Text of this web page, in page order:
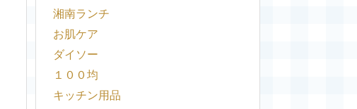
湘南ランチ
お肌ケア
ダイソー
１００均
キッチン用品